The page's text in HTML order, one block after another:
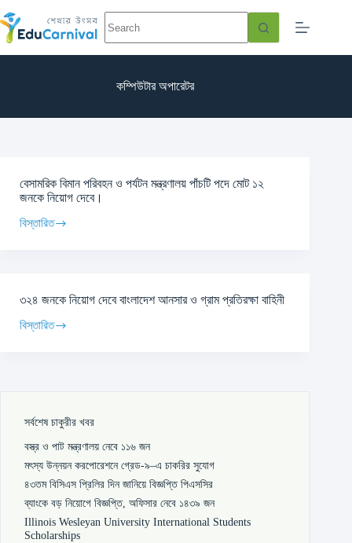
কম্পিউটার অপারেটর
বেসামরিক বিমান পরিবহন ও পর্যটন মন্ত্রণালয় পাঁচটি পদে মোট ১২
জনকে নিয়োগ দেবে।
বিস্তারিত
৩২৪ জনকে নিয়োগ দেবে বাংলাদেশ আনসার ও গ্রাম প্রতিরক্ষা বাহিনী
বিস্তারিত
সর্বশেষ চাকুরীর খবর
বস্ত্র ও পাট মন্ত্রণালয় নেবে ১১৬ জন
মৎস্য উন্নয়ন করপোরেশনে গ্রেড-৯–এ চাকরির সুযোগ
৪৩তম বিসিএস প্রিলির দিন জানিয়ে বিজ্ঞপ্তি পিএসসির
ব্যাংকে বড় নিয়োগে বিজ্ঞপ্তি, অফিসার নেবে ১৪৩৯ জন
Illinois Wesleyan University International Students
Scholarships